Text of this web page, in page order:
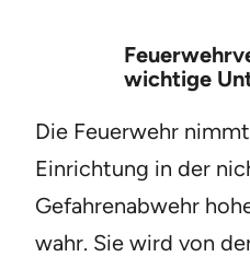
wichtige
Die Feuerwehr
Einrichtung in der
Gefahrenabwehr
wahr. Sie wird von